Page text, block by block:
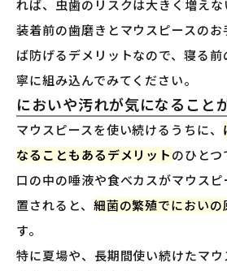
れば、虫歯のリスクは大きく増えな
装着前の歯磨きとマウスピースの
ば防げるデメリットなので、寝る
寧に組み込んでみてください。
においや汚れが気になること
マウスピースを使い続けるうちに、
なることもあるデメリットのひとつ
口の中の唾液や食べカスがマウス
置されると、 細菌の繁殖でにおいの
す。
特に夏場や、長期間使い続けたマウ